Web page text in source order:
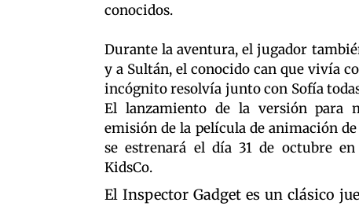
conocidos.
Durante la aventura, el jugador
y a Sultán, el conocido can que vivía
incógnito resolvía junto con Sofía
El lanzamiento de la versión para
emisión de la película de animación
se estrenará el día 31 de octubre
KidsCo.
El Inspector Gadget es un clásico